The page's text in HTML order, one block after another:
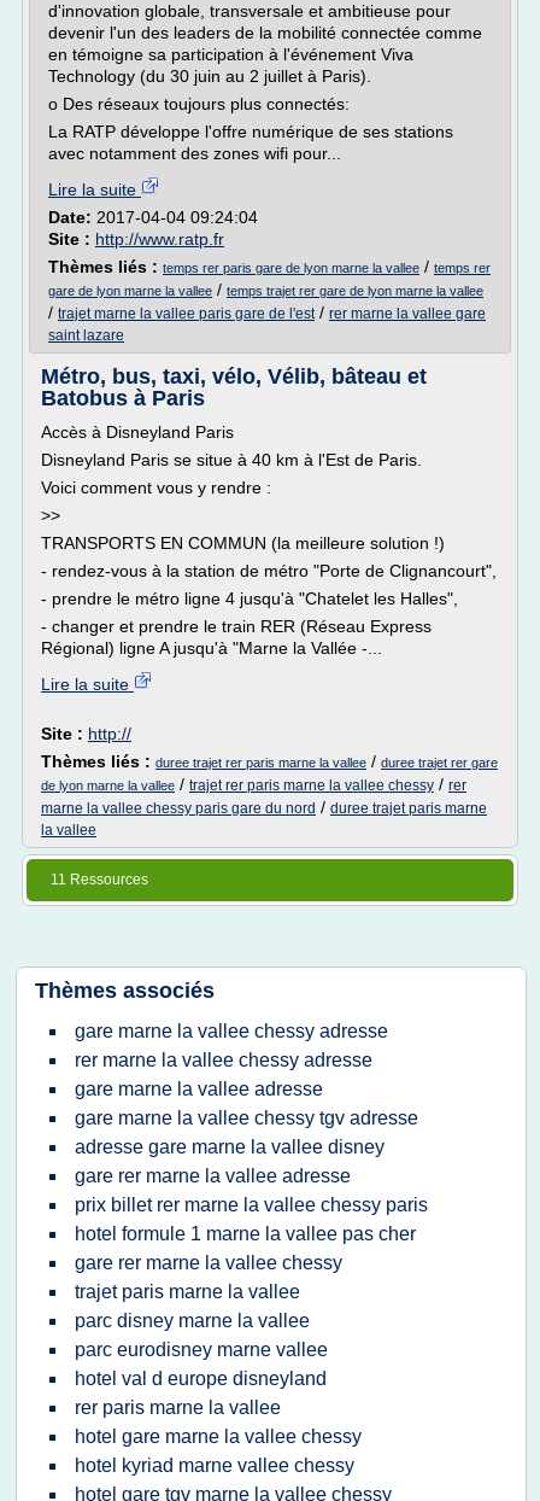
d'innovation globale, transversale et ambitieuse pour
devenir l'un des leaders de la mobilité connectée comme
en témoigne sa participation à l'événement Viva
Technology (du 30 juin au 2 juillet à Paris).
o Des réseaux toujours plus connectés:
La RATP développe l'offre numérique de ses stations
avec notamment des zones wifi pour...
Lire la suite
Date: 2017-04-04 09:24:04
Site : http://www.ratp.fr
Thèmes liés : temps rer paris gare de lyon marne la vallee / temps rer
gare de lyon marne la vallee / temps trajet rer gare de lyon marne la vallee
/ trajet marne la vallee paris gare de l'est/ rer marne la vallee gare
saint lazare
Métro, bus, taxi, vélo, Vélib, bâteau et
Batobus à Paris
Accès à Disneyland Paris
Disneyland Paris se situe à 40 km à l'Est de Paris.
Voici comment vous y rendre :
>>
TRANSPORTS EN COMMUN (la meilleure solution !)
- rendez-vous à la station de métro "Porte de Clignancourt",
- prendre le métro ligne 4 jusqu'à "Chatelet les Halles",
- changer et prendre le train RER (Réseau Express
Régional) ligne A jusqu'à "Marne la Vallée -...
Lire la suite
Site : http://
Thèmes liés : duree trajet rer paris marne la vallee / duree trajet rer gare
de lyon marne la vallee / trajet rer paris marne la vallee chessy / rer
marne la vallee chessy paris gare du nord / duree trajet paris marne
la vallee
11 Ressources
Thèmes associés
gare marne la vallee chessy adresse
rer marne la vallee chessy adresse
gare marne la vallee adresse
gare marne la vallee chessy tgv adresse
adresse gare marne la vallee disney
gare rer marne la vallee adresse
prix billet rer marne la vallee chessy paris
hotel formule 1 marne la vallee pas cher
gare rer marne la vallee chessy
trajet paris marne la vallee
parc disney marne la vallee
parc eurodisney marne vallee
hotel val d europe disneyland
rer paris marne la vallee
hotel gare marne la vallee chessy
hotel kyriad marne vallee chessy
hotel gare tgv marne la vallee chessy